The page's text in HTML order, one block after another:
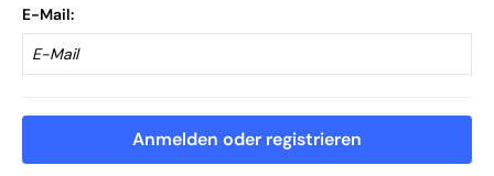
E-Mail
Anmelden oder registrieren